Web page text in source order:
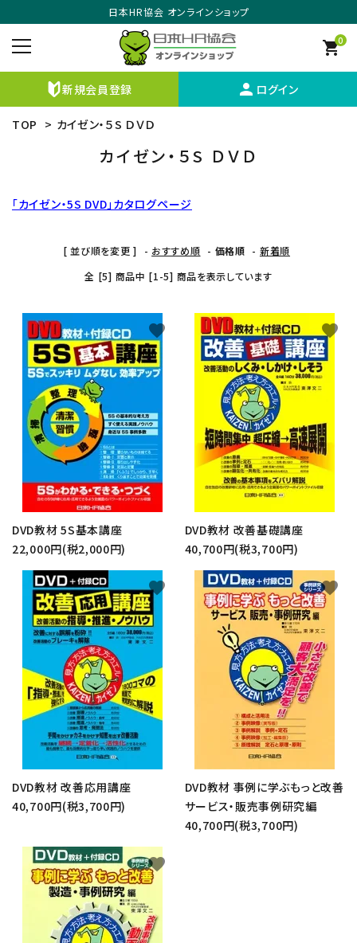
日本HR協会 オンラインショップ
0
shopping_cart
新規会員登録 person ログイン
TOP > カイゼン・５S ＤＶＤ
カイゼン・５S ＤＶＤ
「カイゼン・5S DVD」カタログページ
[ 並び順を変更 ] - おすすめ順 - 価格順 - 新着順
全 [5] 商品中 [1-5] 商品を表示しています
DVD教材 5S基本講座
22,000円(税2,000円)
favorite
DVD教材 改善基礎講座
40,700円(税3,700円)
favorite
DVD教材 改善応用講座
40,700円(税3,700円)
favorite
DVD教材 事例に学ぶもっと改善
サービス・販売事例研究編
40,700円(税3,700円)
favorite
favorite
キーワード
カテゴリー